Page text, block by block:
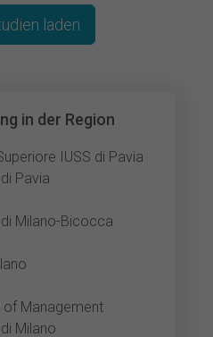
in der Region
IUSS di Pavia
Pavia
Milano-Bicocca
Management
Milano
laden